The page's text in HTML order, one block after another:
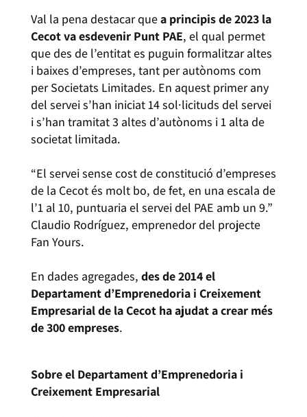
Val la pena destacar quea principis de2023 la
Cecot va esdevenir Punt PAE, el qual permet
que des de l’entitat es puguin formalitzar altes
i baixes d’empreses, tant per autònoms com
per Societats Limitades. En aquest primer any
del servei s’han iniciat 14 sol·licituds del servei
i s’han tramitat 3 altes d’autònoms i 1 alta de
societat limitada.
“El servei sense cost de constitució d’empreses
de la Cecot és molt bo, de fet, en una escala de
l’1 al 10, puntuaria el servei del PAE amb un 9.”
Claudio Rodríguez, emprenedor del projecte
Fan Yours.
En dades agregades, des de2014 el
Departament d’Emprenedoria i Creixement
Empresarial de la Cecot ha ajudat a crear més
de 300empreses.
Sobre el Departament d’Emprenedoria i
Creixement Empresarial